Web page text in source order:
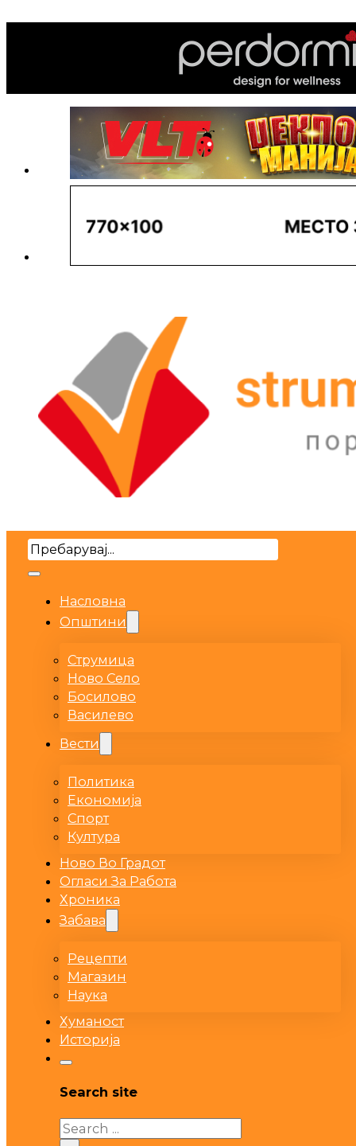
Search
Насловна
Општини
Струмица
Ново Село
Босилово
Василево
Вести
Политика
Економија
Спорт
Култура
Ново Во Градот
Огласи За Работа
Хроника
Забава
Рецепти
Магазин
Наука
Хуманост
Историја
Search site
Search